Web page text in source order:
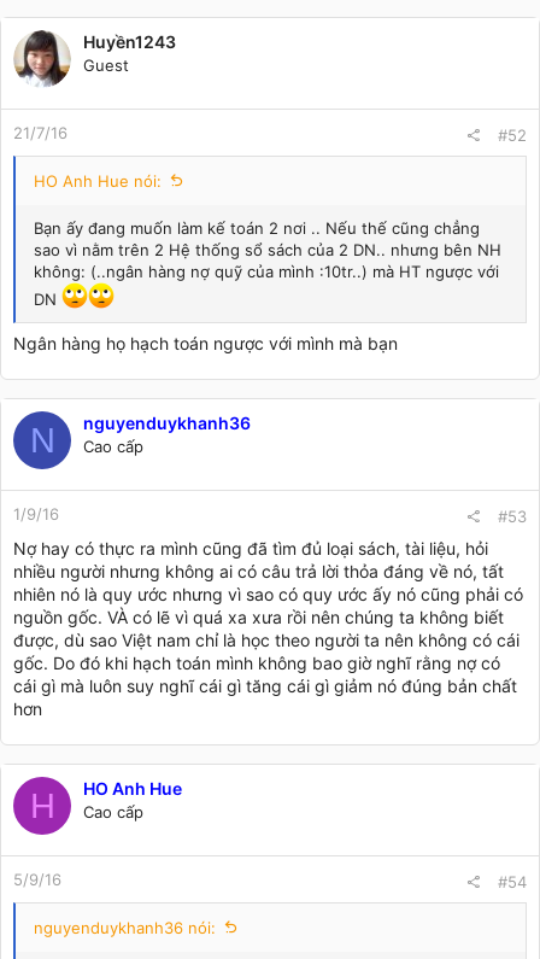
Huyền1243
Guest
21/7/16 #52
HO Anh Hue nói:
Bạn ấy đang muốn làm kế toán 2 nơi .. Nếu thế cũng chẳng
sao vì nằm trên 2 Hệ thống sổ sách của 2 DN.. nhưng bên NH
không: (..ngân hàng nợ quỹ của mình :10tr..) mà HT ngược với
DN
Ngân hàng họ hạch toán ngược với mình mà bạn
N nguyenduykhanh36
Cao cấp
1/9/16 #53
Nợ hay có thực ra mình cũng đã tìm đủ loại sách, tài liệu, hỏi
nhiều người nhưng không ai có câu trả lời thỏa đáng về nó, tất
nhiên nó là quy ước nhưng vì sao có quy ước ấy nó cũng phải có
nguồn gốc. VÀ có lẽ vì quá xa xưa rồi nên chúng ta không biết
được, dù sao Việt nam chỉ là học theo người ta nên không có cái
gốc. Do đó khi hạch toán mình không bao giờ nghĩ rằng nợ có
cái gì mà luôn suy nghĩ cái gì tăng cái gì giảm nó đúng bản chất
hơn
H HO Anh Hue
Cao cấp
5/9/16 #54
nguyenduykhanh36 nói: